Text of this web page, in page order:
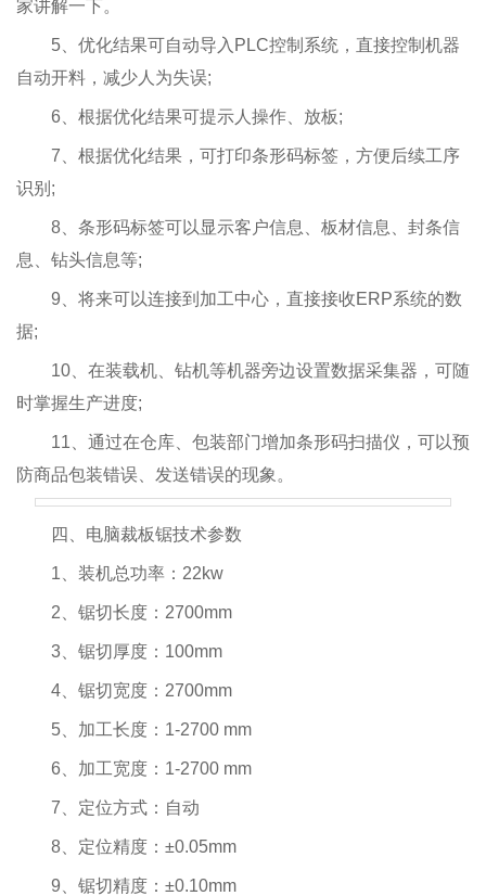
家讲解一下。
5、优化结果可自动导入PLC控制系统，直接控制机器
自动开料，减少人为失误;
6、根据优化结果可提示人操作、放板;
7、根据优化结果，可打印条形码标签，方便后续工序
识别;
8、条形码标签可以显示客户信息、板材信息、封条信
息、钻头信息等;
9、将来可以连接到加工中心，直接接收ERP系统的数
据;
10、在装载机、钻机等机器旁边设置数据采集器，可随
时掌握生产进度;
11、通过在仓库、包装部门增加条形码扫描仪，可以预
防商品包装错误、发送错误的现象。
四、电脑裁板锯技术参数
1、装机总功率：22kw
2、锯切长度：2700mm
3、锯切厚度：100mm
4、锯切宽度：2700mm
5、加工长度：1-2700 mm
6、加工宽度：1-2700 mm
7、定位方式：自动
8、定位精度：±0.05mm
9、锯切精度：±0.10mm